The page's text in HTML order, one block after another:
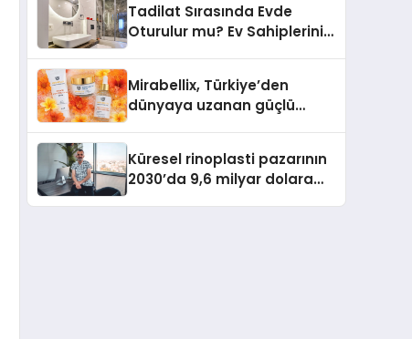
Tadilat Sırasında Evde
Oturulur mu? Ev Sahiplerinin
Mirabellix, Türkiye’den
dünyaya uzanan güçlü
Küresel rinoplasti pazarının
2030’da 9,6 milyar dolara